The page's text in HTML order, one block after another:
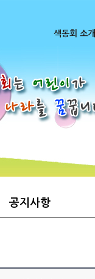
색동회 소개
공지사항